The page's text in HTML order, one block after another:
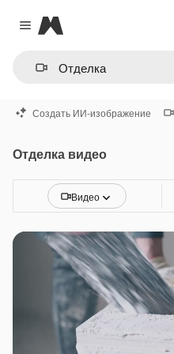
Close menu
Magnific
Создать ИИ-изображение
Отделка видео
Видео